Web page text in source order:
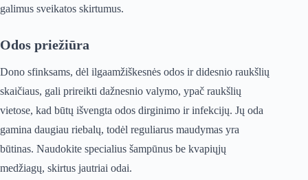
galimus sveikatos skirtumus.
Odos priežiūra
Dono sfinksams, dėl ilgaamžiškesnės odos ir didesnio raukšlių
skaičiaus, gali prireikti dažnesnio valymo, ypač raukšlių
vietose, kad būtų išvengta odos dirginimo ir infekcijų. Jų oda
gamina daugiau riebalų, todėl reguliarus maudymas yra
būtinas. Naudokite specialius šampūnus be kvapiųjų
medžiagų, skirtus jautriai odai.